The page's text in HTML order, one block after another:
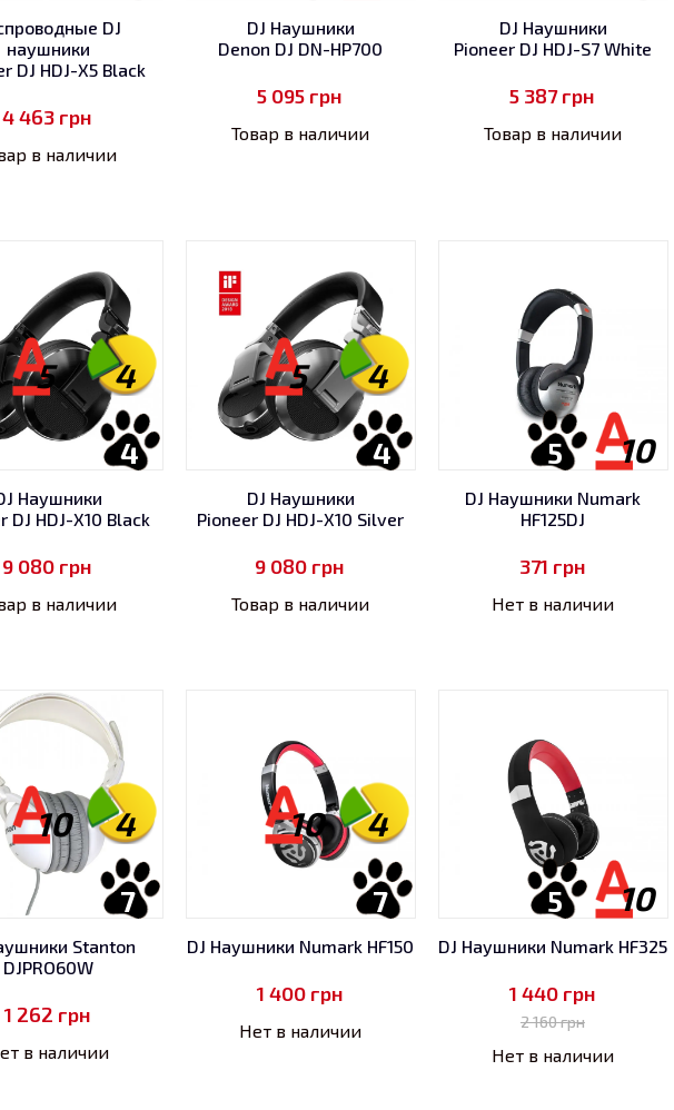
DJ
наушники
DJ HDJ-X5 Black
4 463 грн
в наличии
DJ Наушники
Denon DJ DN-HP700
5 095 грн
Товар в наличии
DJ Наушники
Pioneer DJ HDJ-S7 White
5 387грн
Товар в наличии
4
5
4
Наушники
DJ HDJ-X10 Black
9 080 грн
в наличии
4
5
4
DJ Наушники
Pioneer DJ HDJ-X10 Silver
9 080 грн
Товар в наличии
10
5
DJ Наушники Numark
HF125DJ
371 грн
Нет в наличии
4
10
7
Stanton
DJPRO60W
1 262 грн
в наличии
4
10
7
DJ Наушники Numark HF150
1 400 грн
Нет в наличии
10
5
DJ Наушники Numark HF325
1 440 грн
2 160грн
Нет в наличии